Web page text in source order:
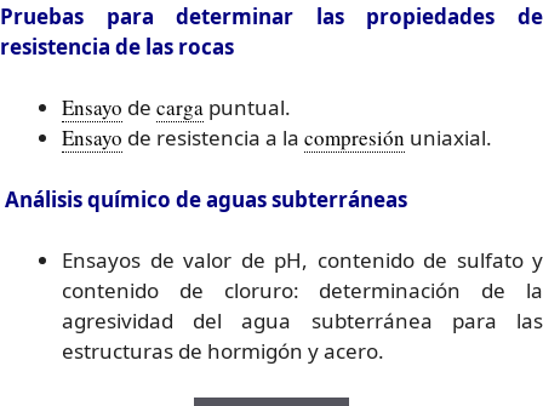
Pruebas para determinar las propiedades de
resistencia de las rocas
Ensayo de carga puntual.
Ensayo de resistencia a la compresión uniaxial.
Análisis químico de aguas subterráneas
Ensayos de valor de pH, contenido de sulfato y
contenido de cloruro: determinación de la
agresividad del agua subterránea para las
estructuras de hormigón y acero.